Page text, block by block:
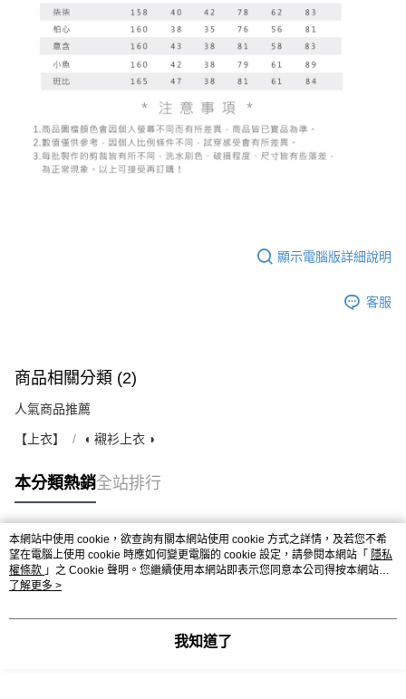
顯示電腦版詳細說明
客服
商品相關分類 (2)
人氣商品推薦
【上衣】 ◖ 襯衫上衣 ◗
本分類熱銷全站排行
熱門標籤
本網站中使用 cookie，欲查詢有關本網站使用 cookie 方式之詳情，及若您不希
望在電腦上使用 cookie 時應如何變更電腦的 cookie 設定，請參閱本網站「 隱私
權條款 」之 Cookie 聲明。您繼續使用本網站即表示您同意本公司得按本網站使
用條款之 Cookie 聲明使用 cookie。
了解更多 >
我知道了